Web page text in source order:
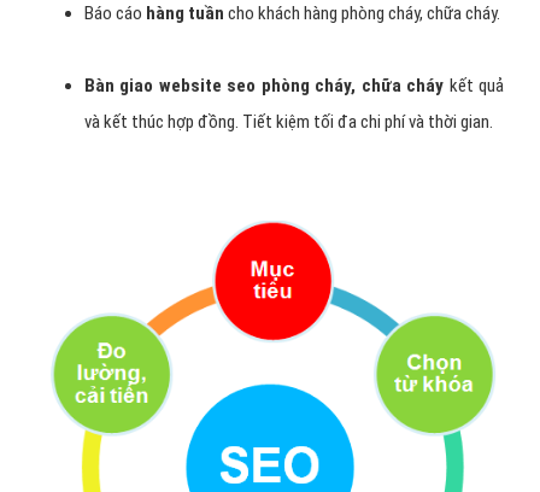
Báo cáo hàng tuần cho khách hàng phòng cháy, chữa cháy.
Bàn giao website seo phòng cháy, chữa cháy kết quả
và kết thúc hợp đồng. Tiết kiệm tối đa chi phí và thời gian.